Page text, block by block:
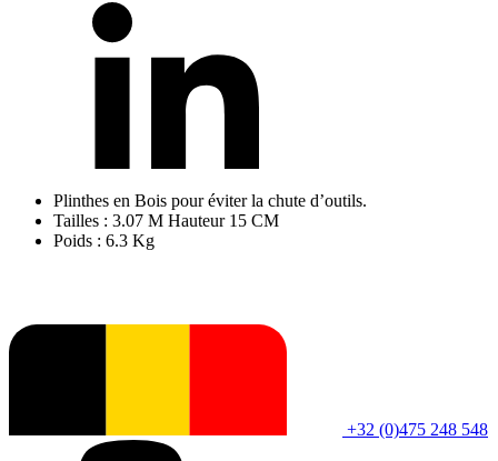
Plinthes en Bois pour éviter la chute d’outils.
Tailles : 3.07 M Hauteur 15 CM
Poids : 6.3 Kg
+32 (0)475 248 548